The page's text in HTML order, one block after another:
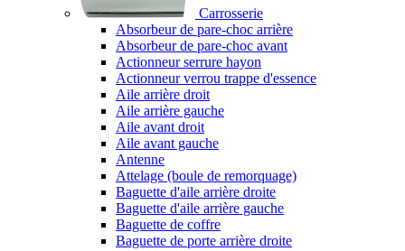
Carrosserie
Absorbeur de pare-choc arrière
Absorbeur de pare-choc avant
Actionneur serrure hayon
Actionneur verrou trappe d'essence
Aile arrière droit
Aile arrière gauche
Aile avant droit
Aile avant gauche
Antenne
Attelage (boule de remorquage)
Baguette d'aile arrière droite
Baguette d'aile arrière gauche
Baguette de coffre
Baguette de porte arrière droite